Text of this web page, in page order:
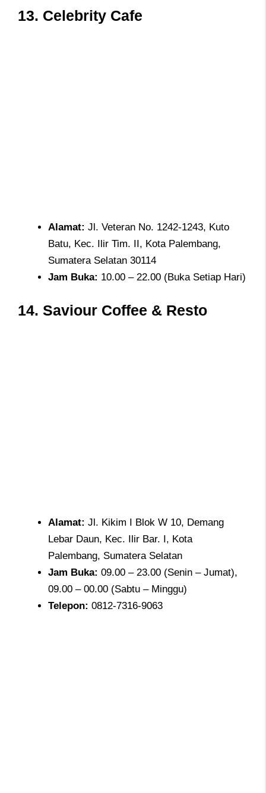
13. Celebrity Cafe
Alamat: Jl. Veteran No. 1242-1243, Kuto
Batu, Kec. Ilir Tim. II, Kota Palembang,
Sumatera Selatan 30114
Jam Buka: 10.00 – 22.00 (Buka Setiap Hari)
14. Saviour Coffee & Resto
Alamat: Jl. Kikim I Blok W 10, Demang
Lebar Daun, Kec. Ilir Bar. I, Kota
Palembang, Sumatera Selatan
Jam Buka: 09.00 – 23.00 (Senin – Jumat),
09.00 – 00.00 (Sabtu – Minggu)
Telepon: 0812-7316-9063